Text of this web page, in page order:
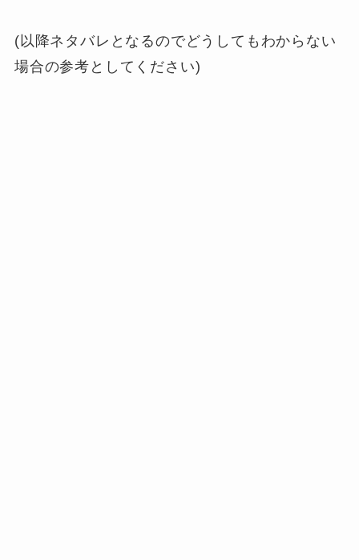
(以降ネタバレとなるのでどうしてもわからない
場合の参考としてください)